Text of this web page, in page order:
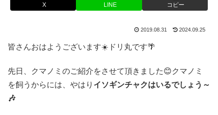
X LINE コピー
2019.08.31 2024.09.25
皆さんおはようございます☀️ドリ丸です🌴
先日、クマノミのご紹介をさせて頂きました😊クマノミ
を飼うからには、やはり イソギンチャクはいるでしょう～
🎶